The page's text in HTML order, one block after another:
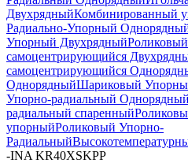
ДвухрядныйКомбинированный
Радиально-Упорный
Упорный Двухрядный
самоцентрирующийся
самоцентрирующийся
ОднорядныйШариковый
Упорно-радиальный Однорядный
радиальный спаренный
упорныйРоликовый Упорно-
Радиальный
-INA KR40XSKPP